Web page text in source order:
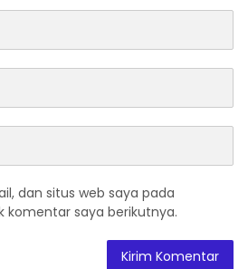
dan situs web saya pada
komentar saya berikutnya.